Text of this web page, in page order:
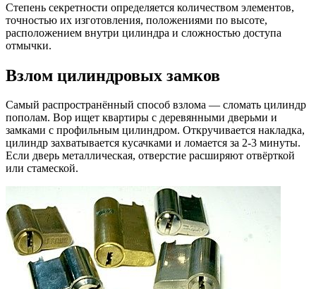
Степень секретности определяется количеством элементов,
точностью их изготовления, положениями по высоте,
расположением внутри цилиндра и сложностью доступа
отмычки.
Взлом цилиндровых замков
Самый распространённый способ взлома — сломать цилиндр
пополам. Вор ищет квартиры с деревянными дверьми и
замками с профильным цилиндром. Откручивается накладка,
цилиндр захватывается кусачками и ломается за 2-3 минуты.
Если дверь металлическая, отверстие расширяют отвёрткой
или стамеской.